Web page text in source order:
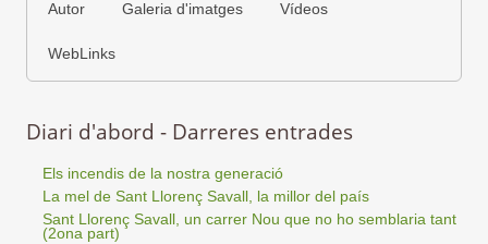
Autor Galeria d'imatges Vídeos
WebLinks
Diari d'abord - Darreres entrades
Els incendis de la nostra generació
La mel de Sant Llorenç Savall, la millor del país
Sant Llorenç Savall, un carrer Nou que no ho semblaria tant
(2ona part)